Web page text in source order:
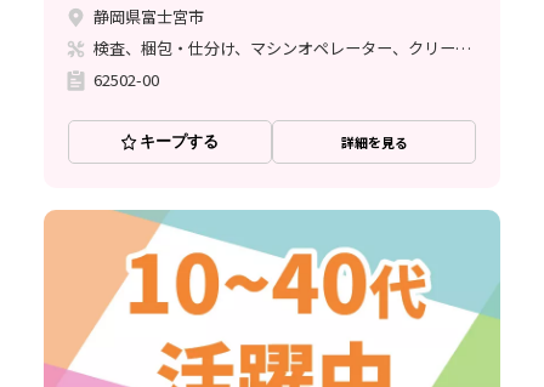
静岡県富士宮市
検査、梱包・仕分け、マシンオペレーター、クリーンルーム、フォークリフト、その他
62502-00
キープする 詳細を見る